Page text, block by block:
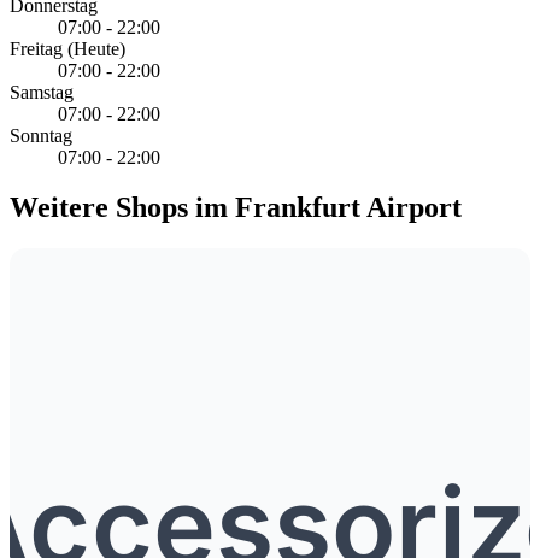
Donnerstag
07:00 - 22:00
Freitag (Heute)
07:00 - 22:00
Samstag
07:00 - 22:00
Sonntag
07:00 - 22:00
Weitere Shops im Frankfurt Airport